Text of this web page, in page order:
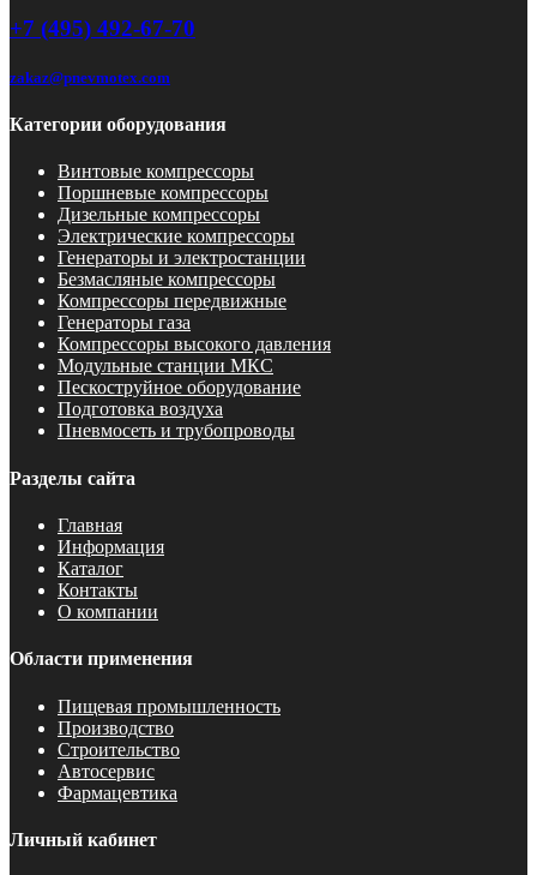
+7 (495) 492-67-70
zakaz@pnevmotex.com
Категории оборудования
Винтовые компрессоры
Поршневые компрессоры
Дизельные компрессоры
Электрические компрессоры
Генераторы и электростанции
Безмасляные компрессоры
Компрессоры передвижные
Генераторы газа
Компрессоры высокого давления
Модульные станции МКС
Пескоструйное оборудование
Подготовка воздуха
Пневмосеть и трубопроводы
Разделы сайта
Главная
Информация
Каталог
Контакты
О компании
Области применения
Пищевая промышленность
Производство
Строительство
Автосервис
Фармацевтика
Личный кабинет